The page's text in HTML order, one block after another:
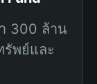
300 ล้าน
พย์และ